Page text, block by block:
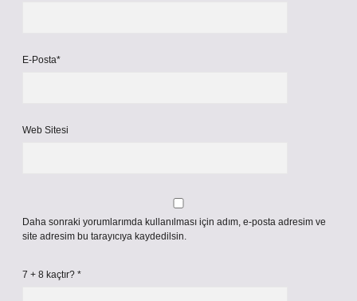
E-Posta*
Web Sitesi
Daha sonraki yorumlarımda kullanılması için adım, e-posta adresim ve
site adresim bu tarayıcıya kaydedilsin.
7 + 8 kaçtır? *